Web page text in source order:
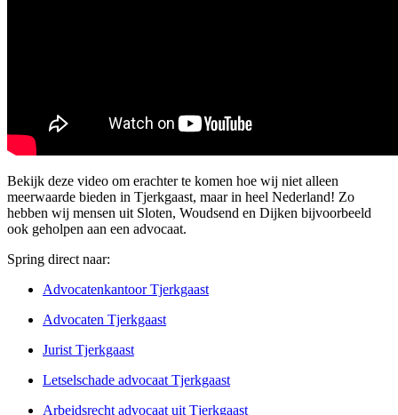
Bekijk deze video om erachter te komen hoe wij niet alleen
meerwaarde bieden in Tjerkgaast, maar in heel Nederland! Zo
hebben wij mensen uit Sloten, Woudsend en Dijken bijvoorbeeld
ook geholpen aan een advocaat.
Spring direct naar:
Advocatenkantoor Tjerkgaast
Advocaten Tjerkgaast
Jurist Tjerkgaast
Letselschade advocaat Tjerkgaast
Arbeidsrecht advocaat uit Tjerkgaast